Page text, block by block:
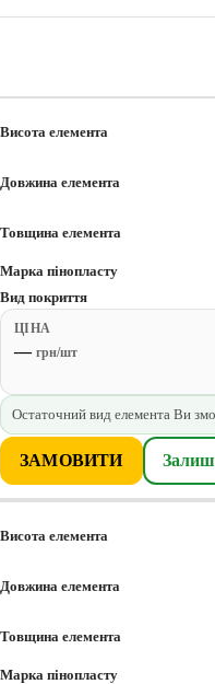
Висота елемента
Довжина елемента
Товщина елемента
Марка пінопласту
Вид покриття
ЦІНА
— грн/шт
Остаточний вид елемента Ви
ЗАМОВИТИ
Висота елемента
Довжина елемента
Товщина елемента
Марка пінопласту